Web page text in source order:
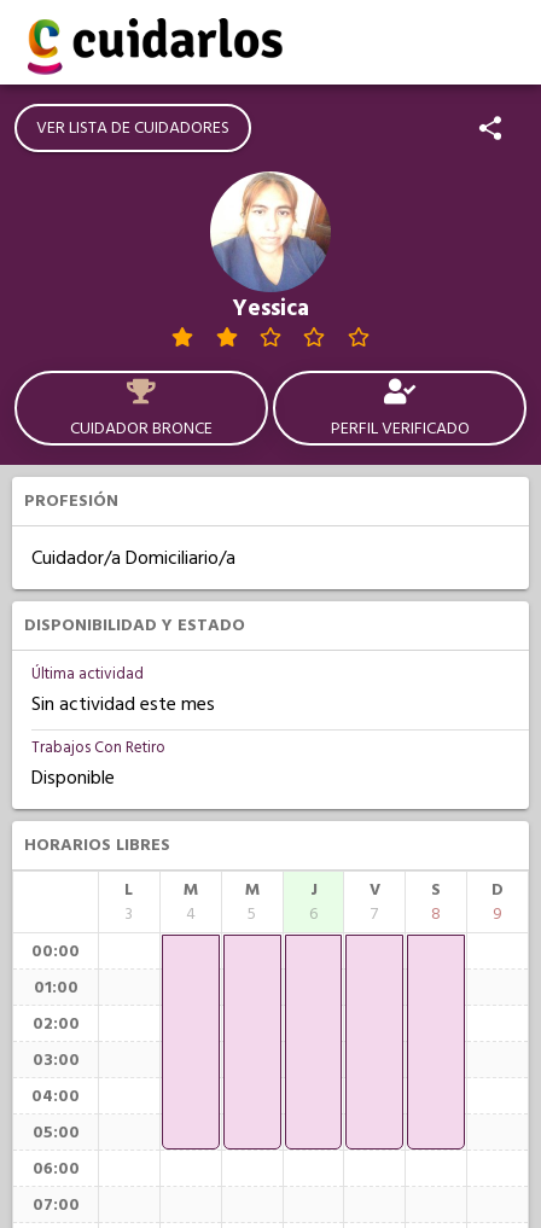
VER LISTA DE CUIDADORES
Yessica
CUIDADOR BRONCE PERFIL VERIFICADO
PROFESIÓN
Cuidador/a Domiciliario/a
DISPONIBILIDAD Y ESTADO
Última actividad
Sin actividad este mes
Trabajos Con Retiro
Disponible
HORARIOS LIBRES
L
3
M
4
M
5
J
6
V
7
S
8
D
9
00:00
01:00
02:00
03:00
04:00
05:00
06:00
07:00